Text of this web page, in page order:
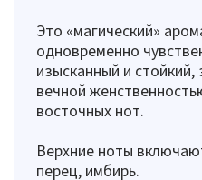
Это «магический»
одновременно
изысканный и
вечной
восточных нот.
Верхние ноты
перец, имбирь.